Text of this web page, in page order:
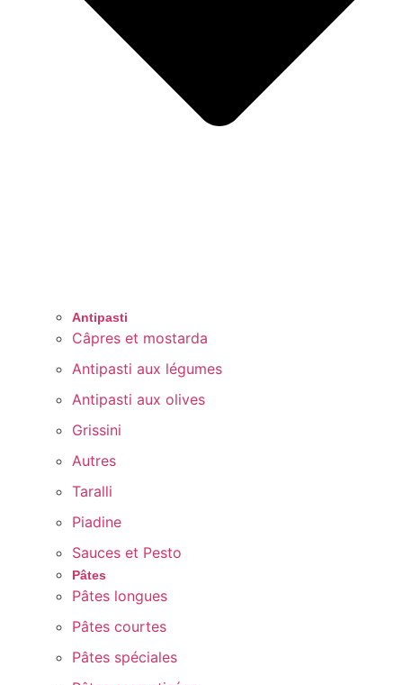
Antipasti
Câpres et mostarda
Antipasti aux légumes
Antipasti aux olives
Grissini
Autres
Taralli
Piadine
Sauces et Pesto
Pâtes
Pâtes longues
Pâtes courtes
Pâtes spéciales